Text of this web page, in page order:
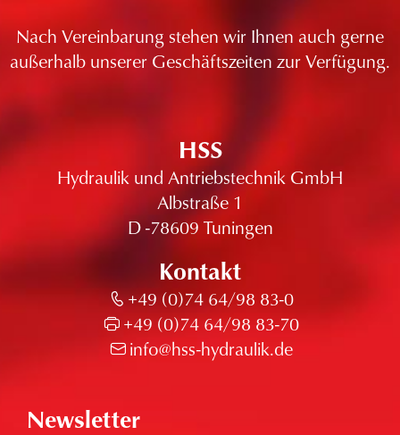
Nach Vereinbarung stehen wir Ihnen auch gerne
außerhalb unserer Geschäftszeiten zur Verfügung.
HSS
Hydraulik und Antriebstechnik GmbH
Albstraße 1
D -78609 Tuningen
Kontakt
+49 (0)74 64/98 83-0
+49 (0)74 64/98 83-70
info@hss-hydraulik.de
Newsletter